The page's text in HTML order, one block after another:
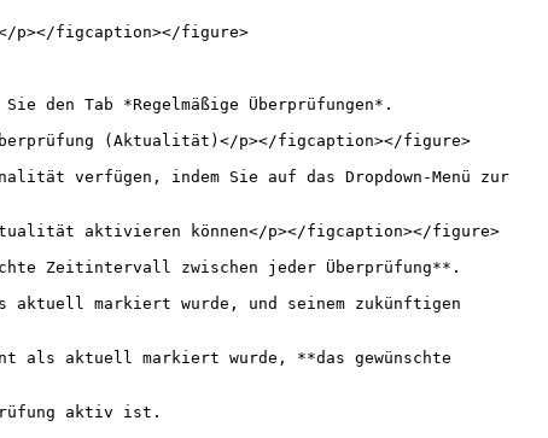
p></figcaption></figure>
den Tab *Regelmäßige Überprüfungen*.
(Aktualität)</p></figcaption></figure>
verfügen, indem Sie auf das Dropdown-Menü zur
aktivieren können</p></figcaption></figure>
Zeitintervall zwischen jeder Überprüfung**.
aktuell markiert wurde, und seinem zukünftigen
als aktuell markiert wurde, **das gewünschte
aktiv ist.